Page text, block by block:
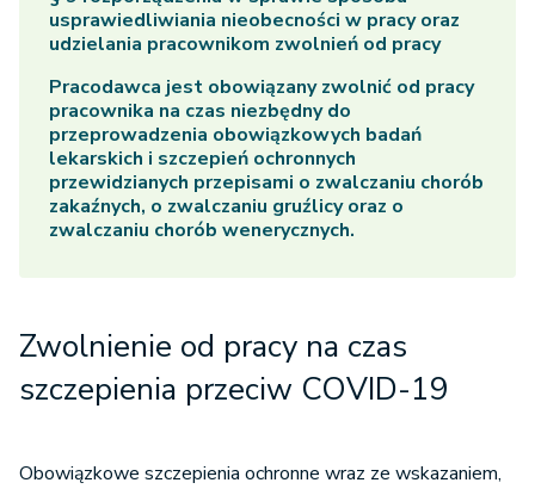
usprawiedliwiania nieobecności w pracy oraz
udzielania pracownikom zwolnień od pracy
Pracodawca jest obowiązany zwolnić od pracy
pracownika na czas niezbędny do
przeprowadzenia obowiązkowych badań
lekarskich i szczepień ochronnych
przewidzianych przepisami o zwalczaniu chorób
zakaźnych, o zwalczaniu gruźlicy oraz o
zwalczaniu chorób wenerycznych.
Zwolnienie od pracy na czas
szczepienia przeciw COVID-19
Obowiązkowe szczepienia ochronne wraz ze wskazaniem,